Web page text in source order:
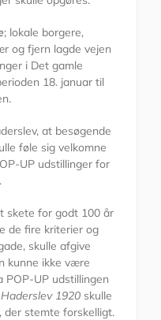
; lokale borgere,
og fjern lagde vejen
i Det gamle
18. januar til
at besøgende
føle sig velkomne
UP udstillinger for
skete for godt 100 år
de fire kriterier og
skulle afgive
kunne ikke være
POP-UP udstillingen
1920 skulle
stemte forskelligt.